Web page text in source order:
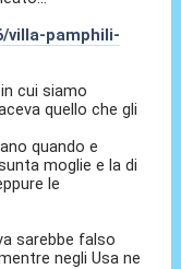
villa-pamphili-
cui siamo
quello che gli
quando e
moglie e la di
le
sarebbe falso
negli Usa ne